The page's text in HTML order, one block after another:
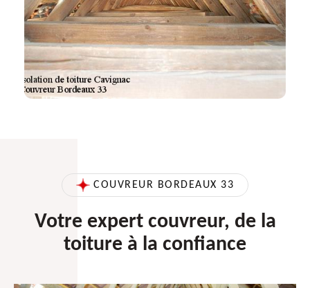
COUVREUR BORDEAUX 33
Votre expert couvreur, de la
toiture à la confiance